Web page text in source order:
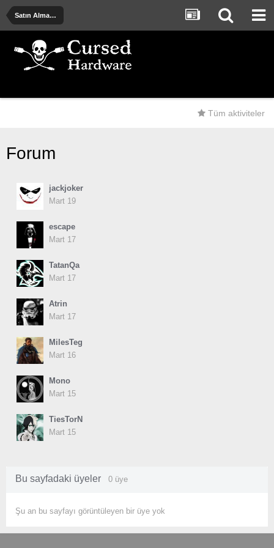
Satın Alma Önerileri - Deneyimler - Uyarılar
Tüm aktiviteler
Forum
jackjoker
Mart 19
escape
Mart 17
TatanQa
Mart 17
Atrin
Mart 17
MilesTeg
Mart 16
Mono
Mart 15
TiesTorN
Mart 15
Bu sayfadaki üyeler 0 üye
Şu an bu sayfayı görüntüleyen bir üye yok